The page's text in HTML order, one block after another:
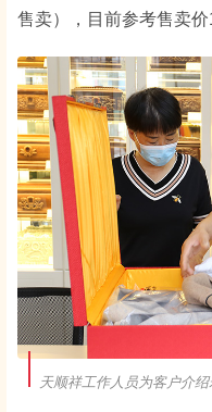
售卖），目前参考售卖价
天顺祥工作人员为客户介绍